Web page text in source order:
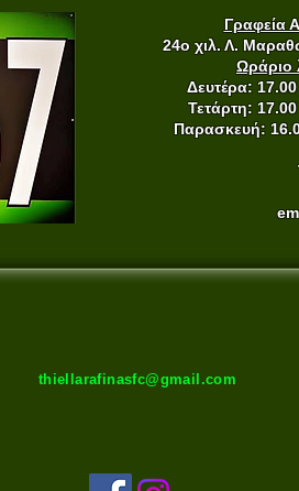
Γραφεία
24ο χιλ. Λ.
Ωράριο
Δευτέρα:
Τετάρτη:
Παρασκευή:
thiellarafinasfc@gmail.com